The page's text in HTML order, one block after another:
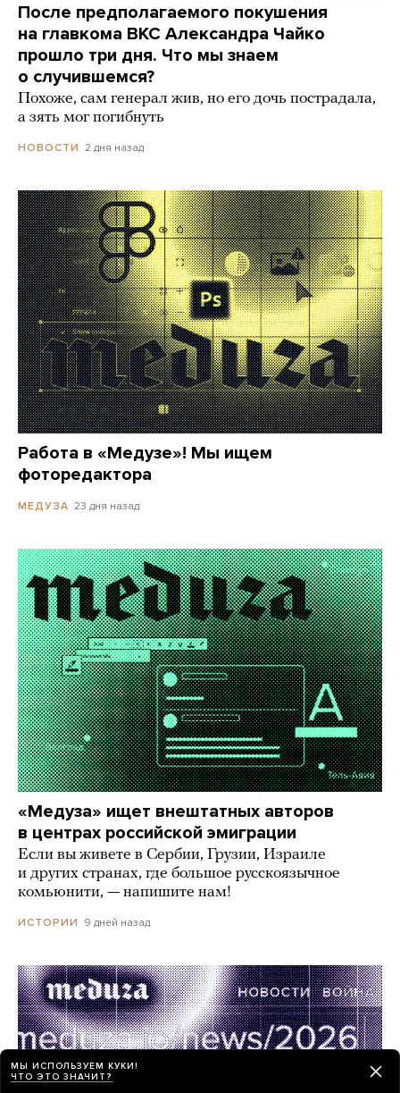
После предполагаемого покушения
на главкома ВКС Александра Чайко
прошло три дня. Что мы знаем
о случившемся?
Похоже, сам генерал жив, но его дочь пострадала,
а зять мог погибнуть
НОВОСТИ 2 дня назад
Работа в «Медузе»! Мы ищем
фоторедактора
МЕДУЗА 23 дня назад
«Медуза» ищет внештатных авторов
в центрах российской эмиграции
Если вы живете в Сербии, Грузии, Израиле
и других странах, где большое русскоязычное
комьюнити, — напишите нам!
ИСТОРИИ 9 дней назад
МЫ ИСПОЛЬЗУЕМ КУКИ!
ЧТО ЭТО ЗНАЧИТ?